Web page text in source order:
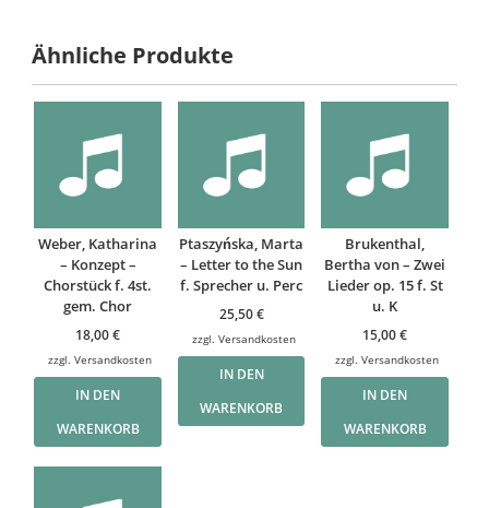
Ähnliche Produkte
Weber, Katharina
– Konzept –
Chorstück f. 4st.
gem. Chor
18,00€
zzgl.Versandkosten
IN DEN
WARENKORB
Ptaszyńska, Marta
– Letter to the Sun
f. Sprecher u. Perc
25,50€
zzgl. Versandkosten
IN DEN
WARENKORB
Brukenthal,
Bertha von – Zwei
Lieder op. 15 f. St
u. K
15,00€
zzgl.Versandkosten
IN DEN
WARENKORB